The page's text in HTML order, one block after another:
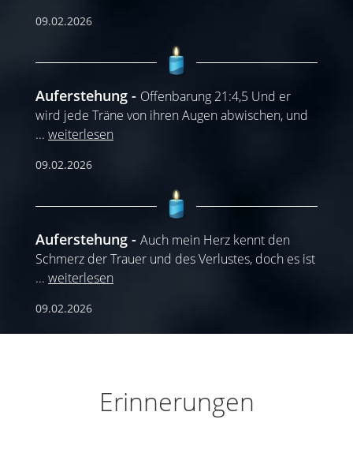
09.02.2026
Auferstehung
Offenbarung 21:4,5 Und er
wird jede Träne von ihren Augen abwischen, und
... weiterlesen
09.02.2026
Auferstehung
Auch mein Herz kennt den
Schmerz der Trauer und des Verlustes, doch es ist
... weiterlesen
09.02.2026
Erinnerungen